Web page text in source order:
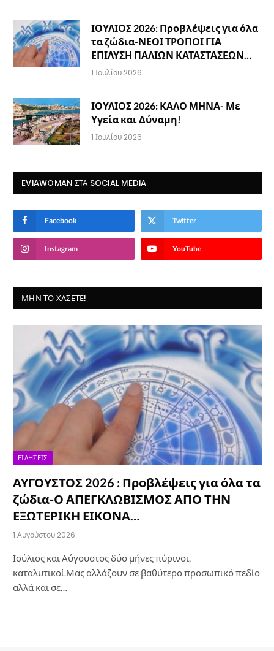
ΙΟΥΛΙΟΣ 2026: Προβλέψεις για όλα
τα ζώδια-ΝΕΟΙ ΤΡΟΠΟΙ ΓΙΑ
ΕΠΙΛΥΣΗ ΠΑΛΙΩΝ ΚΑΤΑΣΤΑΣΕΩΝ…
1 Ιουλίου 2026
ΙΟΥΛΙΟΣ 2026: ΚΑΛΟ ΜΗΝΑ- Με
Υγεία και Δύναμη!
1 Ιουλίου 2026
EVIAWOMAN ΣΤΑ SOCIAL MEDIA
Facebook Twitter
Instagram YouTube
ΜΗΝ ΤΟ ΧΆΣΕΤΕ!
ΕΙΔΉΣΕΙΣ
ΑΥΓΟΥΣΤΟΣ 2026 : Προβλέψεις για όλα τα
ζώδια-Ο ΑΠΕΓΚΛΩΒΙΣΜΟΣ ΑΠΟ ΤΗΝ
ΕΞΩΤΕΡΙΚΗ ΕΙΚΟΝΑ…
1 Αυγούστου 2026
Ιούλιος και Αύγουστος δύο μήνες πύρινοι,
καταλυτικοί.Μας αλλάζουν σε βαθύτερο προσωπικό πεδίο
αλλά και σε…